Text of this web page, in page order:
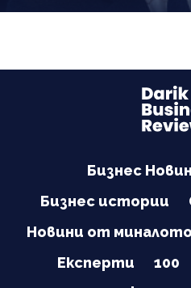
Бизнес
Бизнес истории
Новини от миналото
Експерти
100